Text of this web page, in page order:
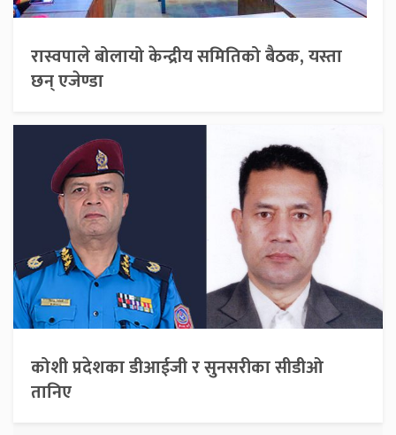
रास्वपाले बोलायो केन्द्रीय समितिको बैठक, यस्ता
छन् एजेण्डा
कोशी प्रदेशका डीआईजी र सुनसरीका सीडीओ
तानिए